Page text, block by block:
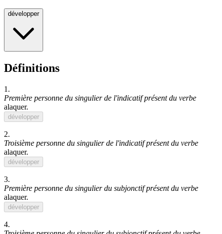
développer
Définitions
1.
Première personne du singulier de l'indicatif présent du verbe
alaquer.
développer
2.
Troisième personne du singulier de l'indicatif présent du verbe
alaquer.
développer
3.
Première personne du singulier du subjonctif présent du verbe
alaquer.
développer
4.